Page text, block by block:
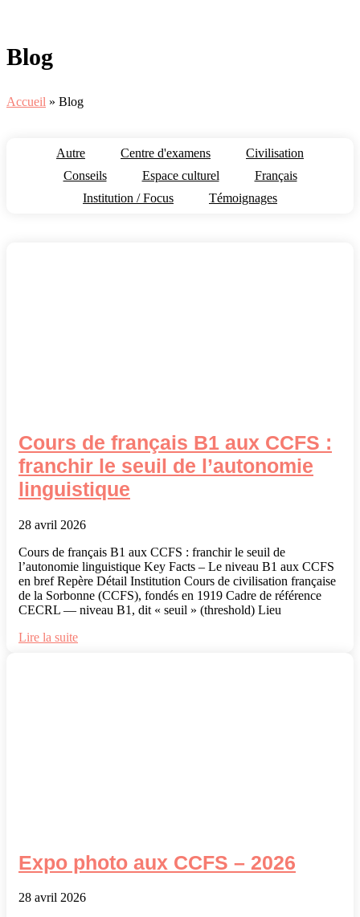
Blog
Accueil » Blog
Autre Centre d'examens
Civilisation
Conseils
Espace culturel
Français
Institution / Focus
Témoignages
Cours de français B1 aux CCFS :
franchir le seuil de l’autonomie
linguistique
28 avril 2026
Cours de français B1 aux CCFS : franchir le seuil de
l’autonomie linguistique Key Facts – Le niveau B1 aux CCFS
en bref Repère Détail Institution Cours de civilisation française
de la Sorbonne (CCFS), fondés en 1919 Cadre de référence
CECRL — niveau B1, dit « seuil » (threshold) Lieu
Lire la suite
Expo photo aux CCFS – 2026
28 avril 2026